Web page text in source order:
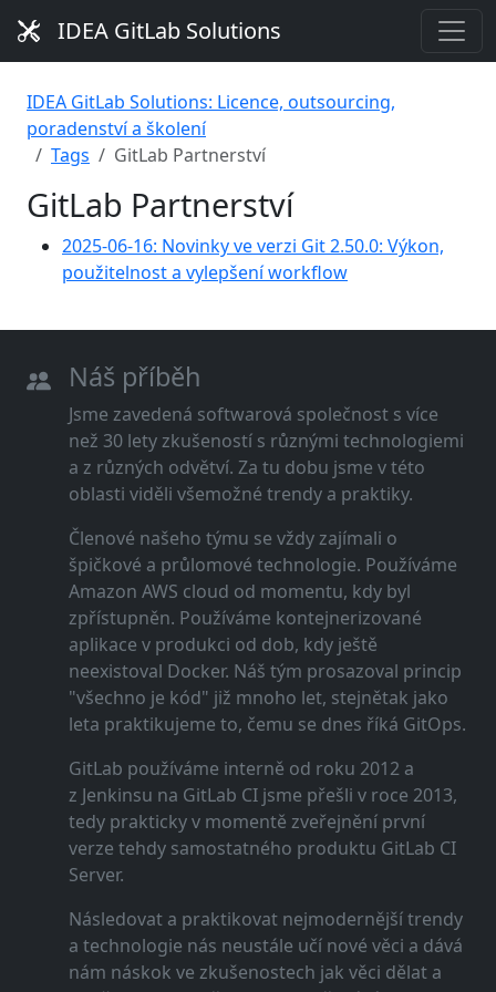
IDEA GitLab Solutions
IDEA GitLab Solutions: Licence, outsourcing,
poradenství a školení
Tags
GitLab Partnerství
GitLab Partnerství
2025-06-16: Novinky ve verzi Git 2.50.0: Výkon,
použitelnost a vylepšení workflow
Náš příběh
Jsme zavedená softwarová společnost s více
než 30 lety zkušeností s různými technologiemi
a z různých odvětví. Za tu dobu jsme v této
oblasti viděli všemožné trendy a praktiky.
Členové našeho týmu se vždy zajímali o
špičkové a průlomové technologie. Používáme
Amazon AWS cloud od momentu, kdy byl
zpřístupněn. Používáme kontejnerizované
aplikace v produkci od dob, kdy ještě
neexistoval Docker. Náš tým prosazoval princip
"všechno je kód" již mnoho let, stejnětak jako
leta praktikujeme to, čemu se dnes říká GitOps.
GitLab používáme interně od roku 2012 a
z Jenkinsu na GitLab CI jsme přešli v roce 2013,
tedy prakticky v momentě zveřejnění první
verze tehdy samostatného produktu GitLab CI
Server.
Následovat a praktikovat nejmodernější trendy
a technologie nás neustále učí nové věci a dává
nám náskok ve zkušenostech jak věci dělat a